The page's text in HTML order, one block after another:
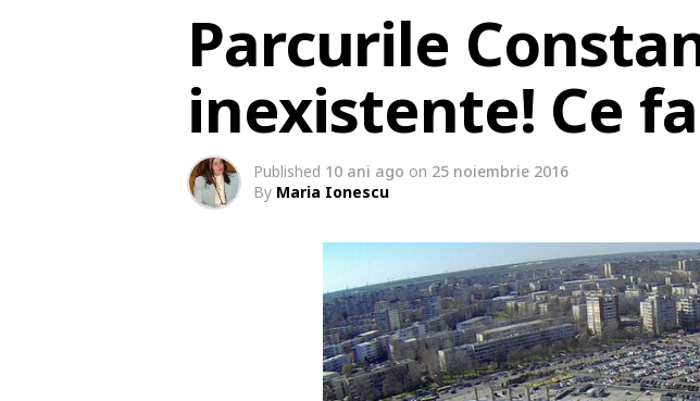
Parcurile
inexistente! Ce
Published 10 ani ago on 25 noiembrie 2016
By Maria Ionescu